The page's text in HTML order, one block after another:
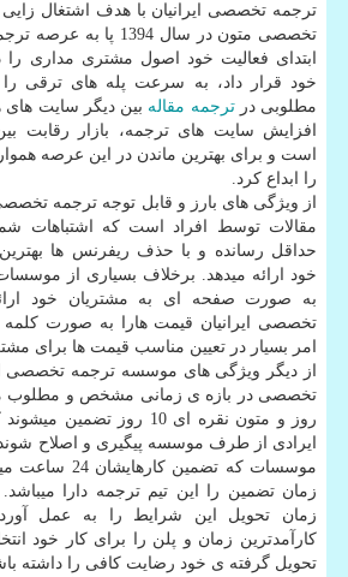
ترجمه تخصصی ایرانیان با هدف اشتغال
تخصصی متون در سال 1394
ابتدا­ی فعالیت خود اصول مشتری مداری را
خود قرار داد، به سرعت پله های ترقی
مطلوبی درترجمه مقاله بین دیگر سایت های
افزایش سایت های ترجمه، بازار رقابت
است و برای بهترین ماندن در این عرصه
را ابداع کرد.
از ویژگی های بارز و قابل توجه ترجمه
مقالات توسط افراد است که اشتباهات
حداقل رسانده و با حذف ریفرنس ها
خود ارائه می­دهد. برخلاف بسیاری از
به صورت صفحه ای به مشتریان خود
تخصصی ایرانیان قیمت هارا به صورت
امر بسیار در تعیین مناسب قیمت ها برای
از دیگر ویژگی های موسسه ترجمه تخصصی
روز و متون نقره ای 10 روز
ایرادی از طرف موسسه پیگیری و اصلاح
موسسات که
زمان تحویل این شرایط را به عمل
کارآمدترین زمان و پلن را برای کار خود
تحویل گرفته ی خود رضایت کافی را داشته